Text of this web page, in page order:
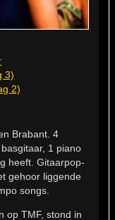
3)
2)
Brabant. 4
1 piano
heeft. Gitaarpop-
gehoor liggende
songs.
op TMF, stond in